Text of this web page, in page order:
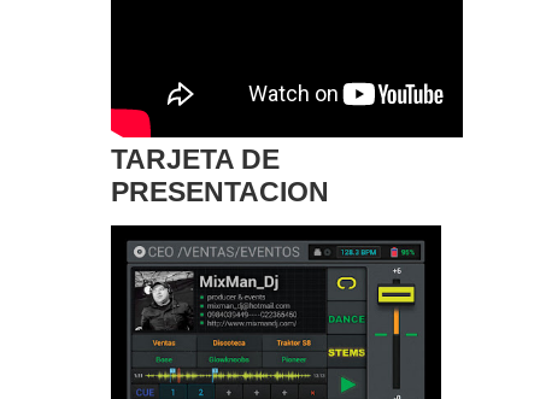
TARJETA DE
PRESENTACION